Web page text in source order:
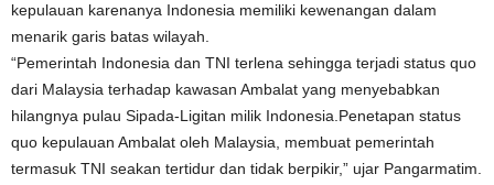
kepulauan karenanya Indonesia memiliki kewenangan dalam
menarik garis batas wilayah.
“Pemerintah Indonesia dan TNI terlena sehingga terjadi status quo
dari Malaysia terhadap kawasan Ambalat yang menyebabkan
hilangnya pulau Sipada-Ligitan milik Indonesia.Penetapan status
quo kepulauan Ambalat oleh Malaysia, membuat pemerintah
termasuk TNI seakan tertidur dan tidak berpikir,” ujar Pangarmatim.